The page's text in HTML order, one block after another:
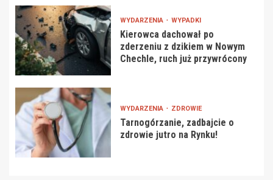
WYDARZENIA WYPADKI
Kierowca dachował po
zderzeniu z dzikiem w Nowym
Chechle, ruch już przywrócony
WYDARZENIA ZDROWIE
Tarnogórzanie, zadbajcie o
zdrowie jutro na Rynku!